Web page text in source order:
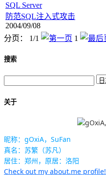
SQL Server
防范SQL注入式攻击
2004/09/08
分页： 1/1
1
搜索
关于
昵称：gOxiA，SuFan
真名：苏繁（苏凡）
居住：郑州，原居：洛阳
Check out my about.me profile!